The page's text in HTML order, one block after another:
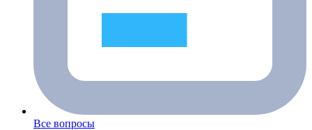
Все вопросы